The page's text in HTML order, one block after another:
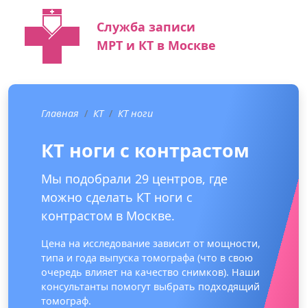
Служба записи
МРТ и КТ в Москве
Главная КТ КТ ноги
КТ ноги с контрастом
Мы подобрали 29 центров, где
можно сделать КТ ноги с
контрастом в Москве.
Цена на исследование зависит от мощности,
типа и года выпуска томографа (что в свою
очередь влияет на качество снимков). Наши
консультанты помогут выбрать подходящий
томограф.